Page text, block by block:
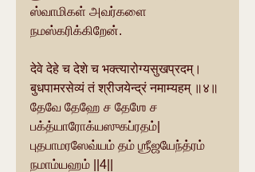
ஸ்வாமிகள் அவர்களை
நமஸ்கரிக்கிறேன்.
देवे देहे च देशे च भक्त्यारोग्यसुखप्रदम्।
बुधपामरसेव्यं तं श्रीजयेन्द्रं नमाम्यहम् ॥४॥
தேவே தேஹே ச தேஶே ச
பக்த்யாரோக்யஸுகப்ரதம்|
புதபாமரஸேவ்யம் தம் ஶ்ரீஜயேந்த்ரம்
நமாம்யஹம் ||4||